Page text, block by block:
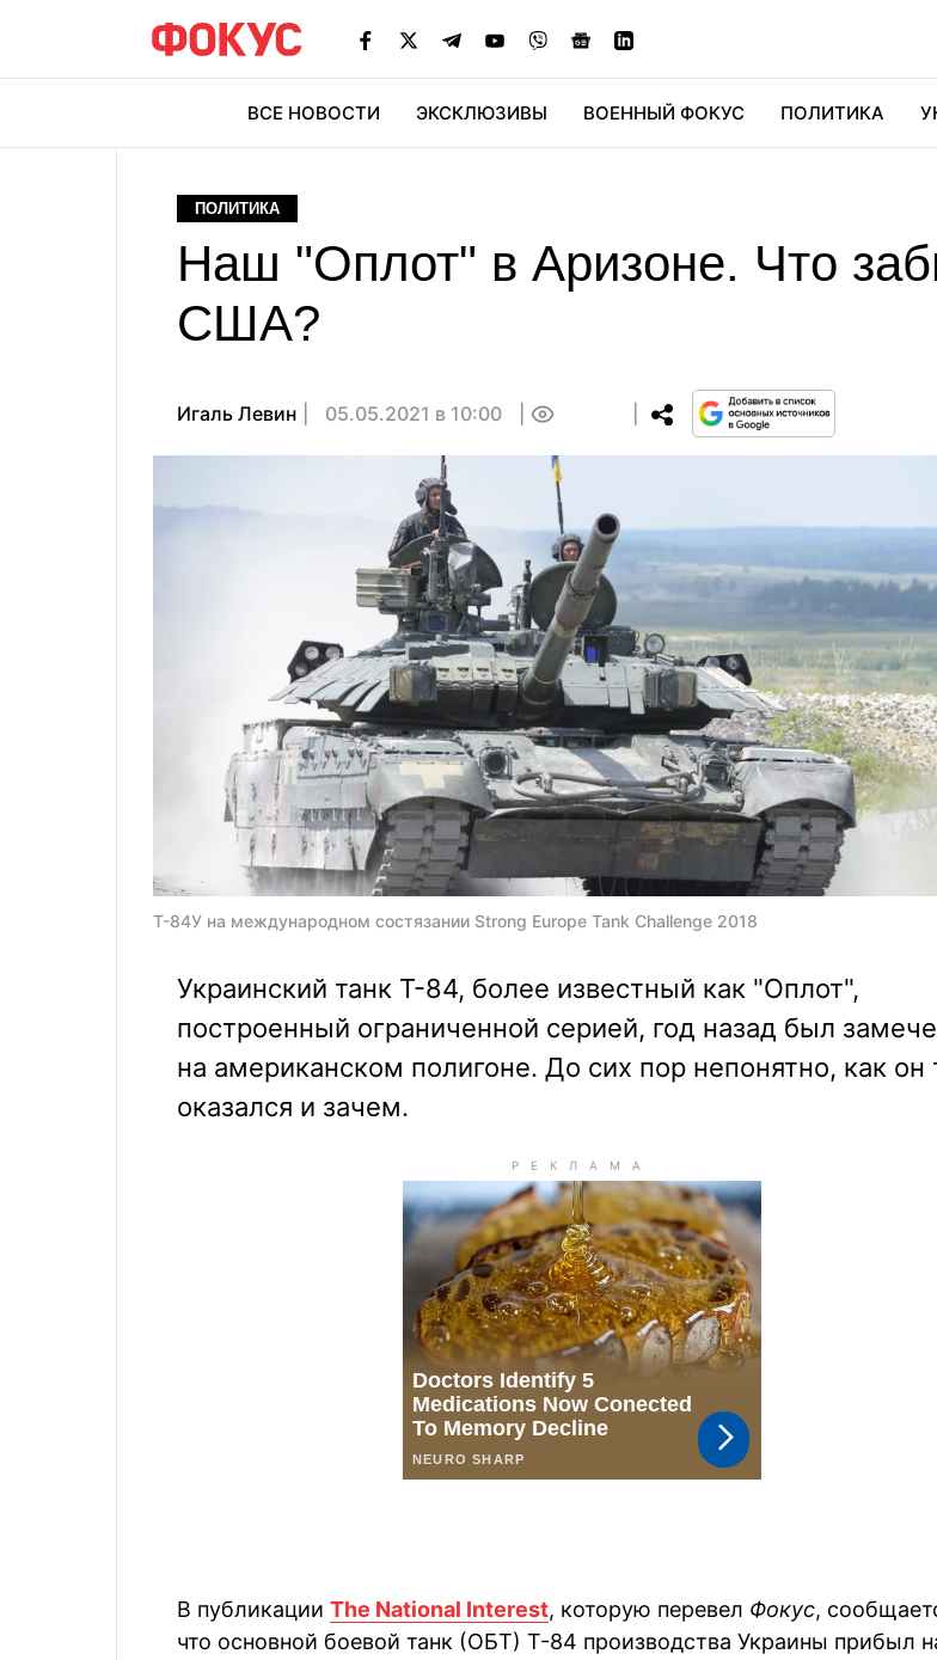
ВСЕ НОВОСТИ ЭКСКЛЮЗИВЫ ВОЕННЫЙ ФОКУС ПОЛИТИКА
ПОЛИТИКА
Наш "Оплот" в Аризоне. Что
США?
Игаль Левин 05.05.2021 в 10:00
Т-84У на международном состязании Strong Europe Tank Challenge 2018
Украинский танк Т-84, более известный как "Оплот",
построенный ограниченной серией, год назад был
на американском полигоне. До сих пор непонятно, как он
оказался и зачем.
В публикации The National Interest, которую перевел Фокус,
что основной боевой танк (ОБТ) Т-84 производства Украины прибыл